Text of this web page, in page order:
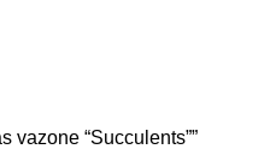
vazone “Succulents””